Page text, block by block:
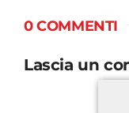
0 COMMENTI
Lascia un